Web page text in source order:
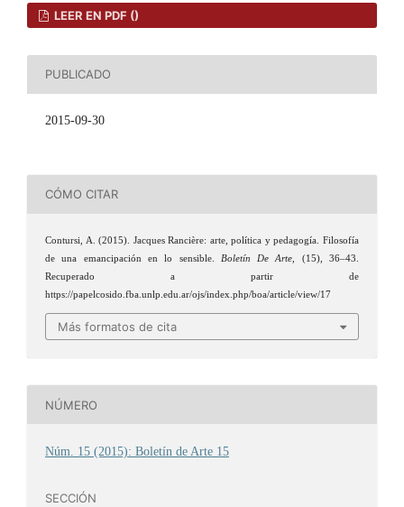
LEER EN PDF ()
PUBLICADO
2015-09-30
CÓMO CITAR
Contursi, A. (2015). Jacques Rancière: arte, política y pedagogía. Filosofía
de una emancipación en lo sensible.
Boletín De Arte , (15), 36–43.
Recuperado a partir de
https://papelcosido.fba.unlp.edu.ar/ojs/index.php/boa/article/view/17
Más formatos de cita
NÚMERO
Núm. 15 (2015): Boletín de Arte 15
SECCIÓN